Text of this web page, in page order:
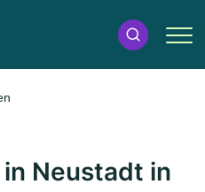
Neustadt in